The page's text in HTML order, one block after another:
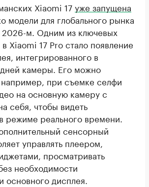
Xiaomi 17уже запущена
модели для глобального рынка
м. Одним из ключевых
Xiaomi 17 Pro стало появление
интегрированного в
камеры. Его можно
например, при съемке селфи
на основную камеру с
себя, чтобы видеть
режиме реального времени.
сенсорный
управлять плеером,
просматривать
необходимости
основного дисплея.